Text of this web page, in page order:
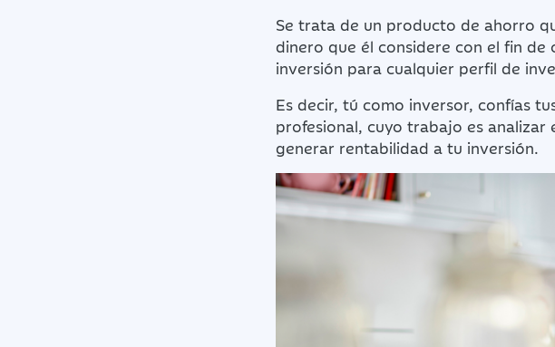
Se trata de un producto de ahorro
dinero que él considere con el fin
inversión para cualquier perfil de
Es decir, tú como inversor, confías
profesional, cuyo trabajo es
generar rentabilidad a tu inversión.